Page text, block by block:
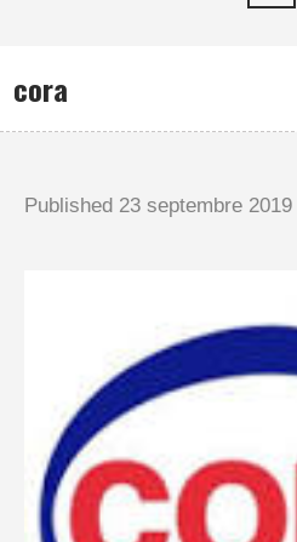
cora
Published 23 septembre 2019